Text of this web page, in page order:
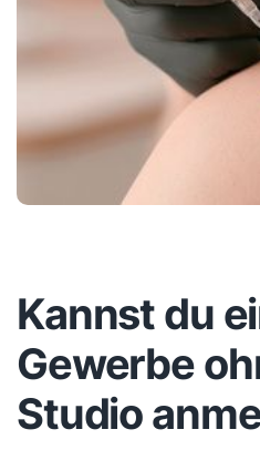
Kannst du
Gewerbe
Studio